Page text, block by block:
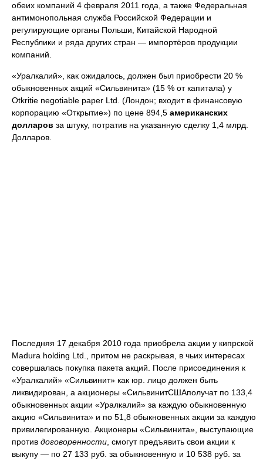
обеих компаний 4 февраля 2011 года, а также Федеральная
антимонопольная служба Российской Федерации и
регулирующие органы Польши, Китайской Народной
Республики и ряда других стран — импортёров продукции
компаний.
«Уралкалий», как ожидалось, должен был приобрести 20 %
обыкновенных акций «Сильвинита» (15 % от капитала) у
Otkritie negotiable paper Ltd. (Лондон; входит в финансовую
корпорацию «Открытие») по цене 894,5 американских
долларов за штуку, потратив на указанную сделку 1,4 млрд.
Долларов.
Последняя 17 декабря 2010 года приобрела акции у кипрской
Madura holding Ltd., притом не раскрывая, в чьих интересах
совершалась покупка пакета акций. После присоединения к
«Уралкалий» «Сильвинит» как юр. лицо должен быть
ликвидирован, а акционеры «СильвинитСШАполучат по 133,4
обыкновенных акции «Уралкалий» за каждую обыкновенную
акцию «Сильвинита» и по 51,8 обыкновенных акции за каждую
привилегированную. Акционеры «Сильвинита», выступающие
против договоренности, смогут предъявить свои акции к
выкупу — по 27 133 руб. за обыкновенную и 10 538 руб. за